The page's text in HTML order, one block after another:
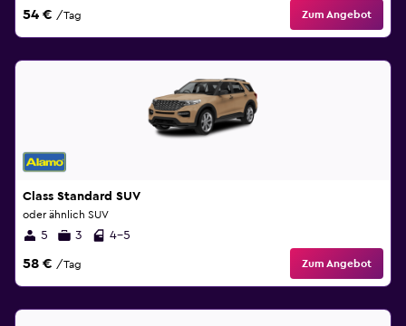
54 € /Tag Zum Angebot
Class Standard SUV
oder ähnlich SUV
5 3 4-5
58 € /Tag Zum Angebot